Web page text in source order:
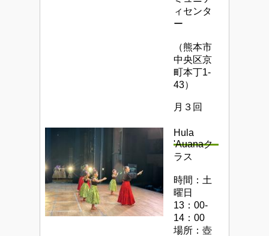
ィセンタ
ー
（熊本市
中央区京
町本丁1-
43）
月３回
Hula
'Auanaク
ラス
時間：土
曜日
13：00-
14：00
場所：壺